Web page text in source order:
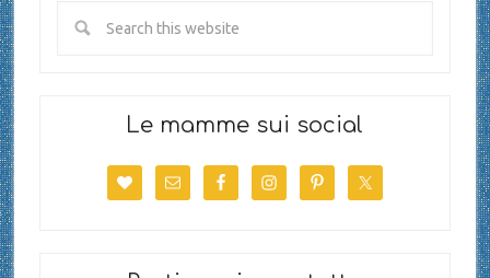
Le mamme sui social